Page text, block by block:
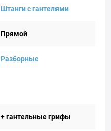
Штанги с гантелями
Прямой
Разборные
+ гантельные грифы